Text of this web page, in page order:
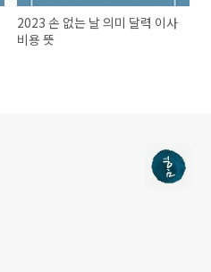
2023 손 없는 날 의미 달력 이사
비용 뜻